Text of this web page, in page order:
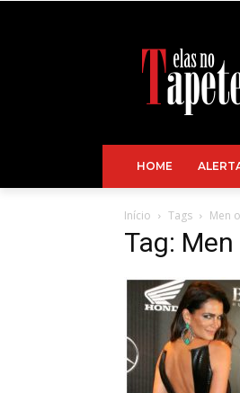
HOME
Início Tags Men
Tag: